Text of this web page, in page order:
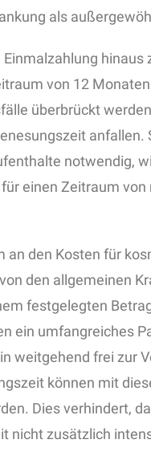
als
von 12
überbrückt
anfallen.
notwendig,
einen Zeitraum
an den Kosten für
den allgemeinen
festgelegten
ein umfangreiches
weitgehend frei zur
können mit
Dies verhindert,
nicht zusätzlich